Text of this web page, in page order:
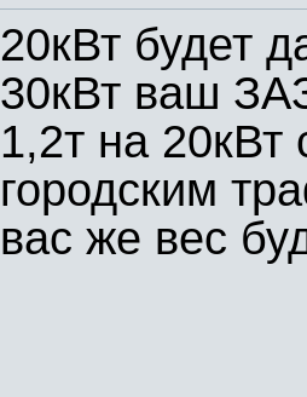
20кВт будет
30кВт ваш
1,2т на 20кВт
городским
вас же вес